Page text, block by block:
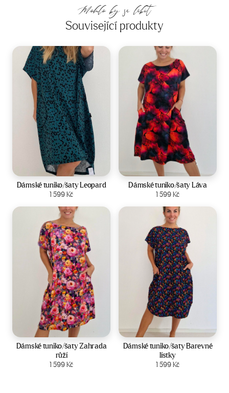
Mohlo by se líbit
Související produkty
Velikost:44-50
Dámské tuniko/šaty Leopard
1 599Kč
Zobrazit produkt
Velikost: 44-50
Dámské tuniko/šaty Láva
1 599Kč
Zobrazit produkt
Velikost:44-50
Dámské tuniko/šaty Zahrada
růží
1 599Kč
Zobrazit produkt
Velikost:44-50
Dámské tuniko/šaty Barevné
lístky
1 599Kč
Zobrazit produkt